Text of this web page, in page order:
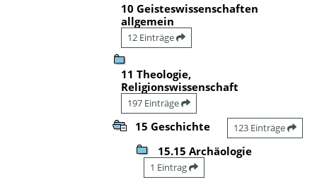
10 Geisteswissenschaften
allgemein
12 Einträge
11 Theologie,
Religionswissenschaft
197 Einträge
15 Geschichte 123 Einträge
15.15 Archäologie
1 Eintrag